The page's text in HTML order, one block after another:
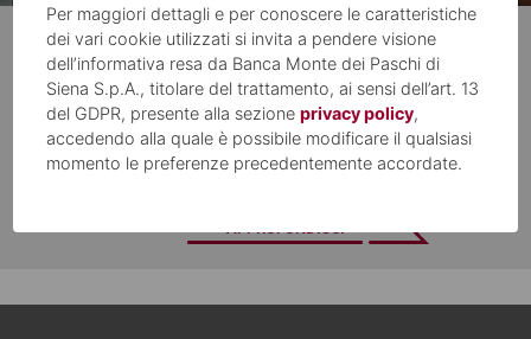
Assicura i tuoi progetti
Proteggi i tuoi finanziamenti
APPROFONDISCI
Per maggiori dettagli e per conoscere le caratteristiche
dei vari cookie utilizzati si invita a pendere visione
dell’informativa resa da Banca Monte dei Paschi di
Siena S.p.A., titolare del trattamento, ai sensi dell’art. 13
del GDPR, presente alla sezioneprivacy policy,
accedendo alla quale è possibile modificare il qualsiasi
momento le preferenze precedentemente accordate.